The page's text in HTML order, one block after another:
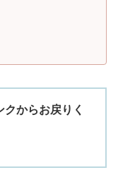
からお戻りく